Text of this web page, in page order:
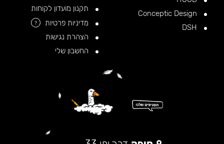
תקנון מועדון לקוחות
מדיניות פרטיות
?
הצהרת נגישות
החשבון שלי